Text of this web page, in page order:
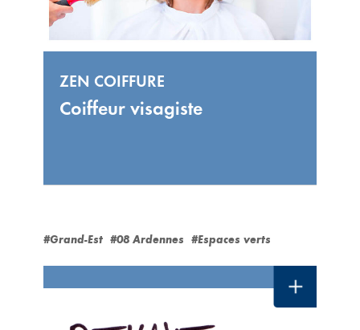
ZEN COIFFURE
Coiffeur visagiste
#Grand-Est #08 Ardennes #Espaces verts